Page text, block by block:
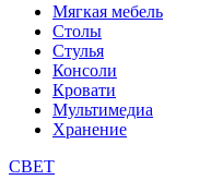
Мягкая мебель
Столы
Стулья
Консоли
Кровати
Мультимедиа
Хранение
СВЕТ